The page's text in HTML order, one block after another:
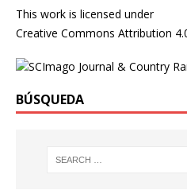
This work is licensed under
Creative Commons Attribution
BÚSQUEDA